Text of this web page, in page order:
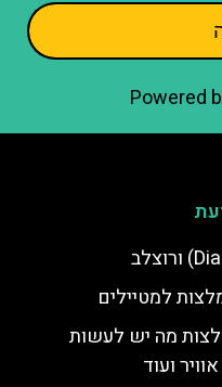
Powered
למטיילים
מה יש לעשות
ועוד